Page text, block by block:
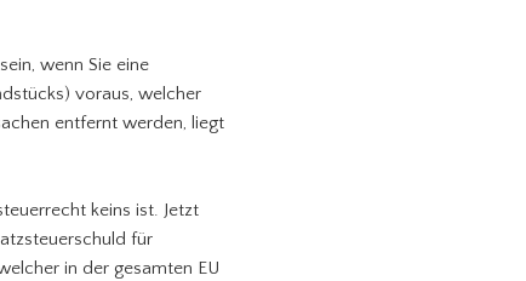
wenn Sie eine
voraus, welcher
entfernt werden, liegt
keins ist. Jetzt
für
in der gesamten EU